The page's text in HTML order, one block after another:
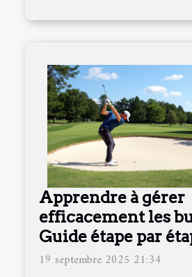
Apprendre à gérer
efficacement les
Guide étape par
19 septembre 2025 21:34